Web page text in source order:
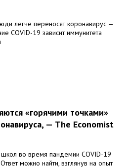
легче переносят коронавирус —
COVID-19 зависит иммунитета
«горячими точками»
— The Economist
школ во время пандемии COVID-19
можно найти, взглянув на опыт